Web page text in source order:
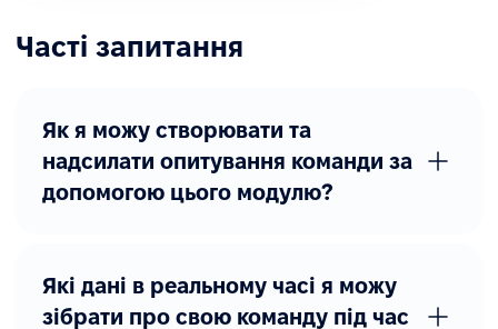
Часті запитання
Як я можу створювати та
надсилати опитування команди за
допомогою цього модулю?
Які дані в реальному часі я можу
зібрати про свою команду під час